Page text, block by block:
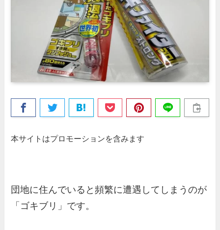
本サイトはプロモーションを含みます
団地に住んでいると頻繁に遭遇してしまうのが
「ゴキブリ」です。